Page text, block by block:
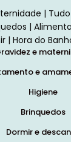
|
|
| Hora do
e
e
Higiene
Brinquedos
Dormir e